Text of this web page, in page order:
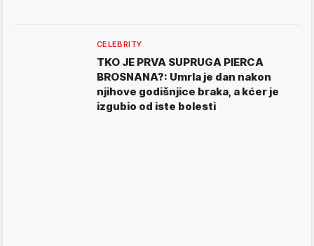
CELEBRITY
TKO JE PRVA SUPRUGA PIERCA
BROSNANA?: Umrla je dan nakon
njihove godišnjice braka, a kćer je
izgubio od iste bolesti